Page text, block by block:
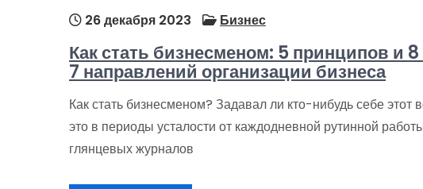
26 декабря 2023 Бизнес
Как стать бизнесменом: 5 принципов и
7 направлений организации бизнеса
Как стать бизнесменом? Задавал ли кто-нибудь себе
это в периоды усталости от каждодневной рутинной
глянцевых журналов